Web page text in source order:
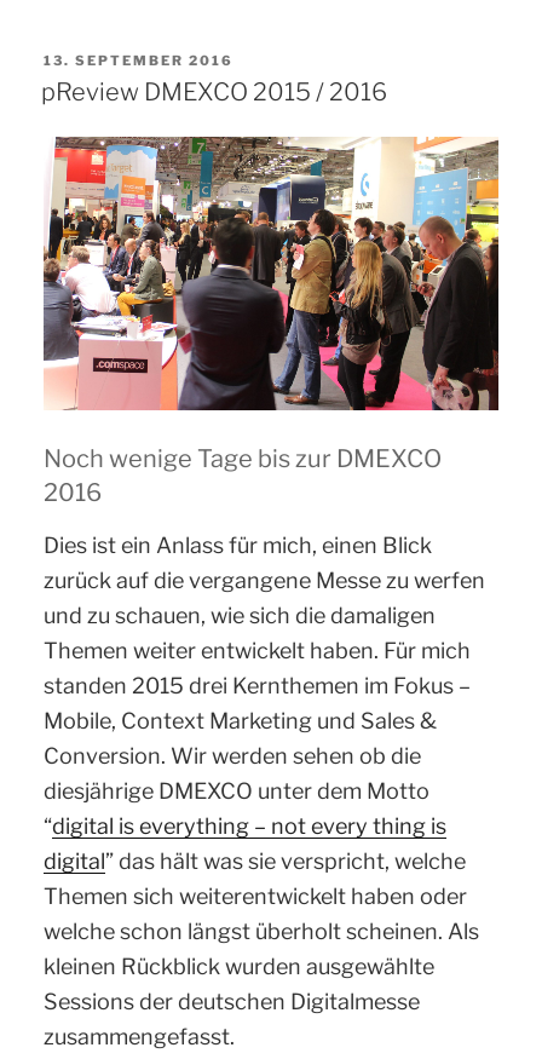
VERÖFFENTLICHT
AM
13. SEPTEMBER 2016
pReview DMEXCO 2015 / 2016
Noch wenige Tage bis zur DMEXCO
2016
Dies ist ein Anlass für mich, einen Blick
zurück auf die vergangene Messe zu werfen
und zu schauen, wie sich die damaligen
Themen weiter entwickelt haben. Für mich
standen 2015 drei Kernthemen im Fokus –
Mobile, Context Marketing und Sales &
Conversion. Wir werden sehen ob die
diesjährige DMEXCO unter dem Motto
“digital is everything – not every thing is
digital” das hält was sie verspricht, welche
Themen sich weiterentwickelt haben oder
welche schon längst überholt scheinen. Als
kleinen Rückblick wurden ausgewählte
Sessions der deutschen Digitalmesse
zusammengefasst.